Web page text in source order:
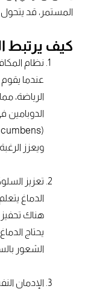
المستمر، قد
كيف يرتبط
نظام
عندما
الرياضة،
الدوبامين
ويعزز
تعزيز
الدماغ
هناك تحفيز
يحتاج
الشعور
الإدمان